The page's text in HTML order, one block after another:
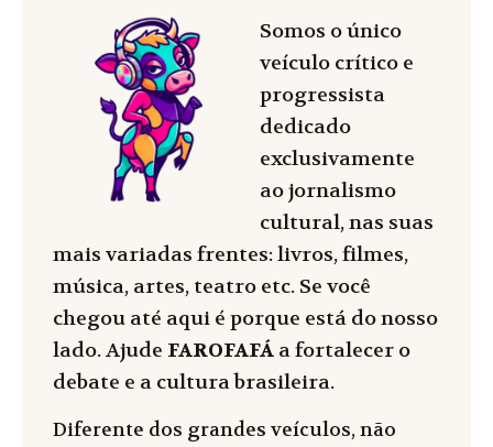
Somos o único
veículo crítico e
progressista
dedicado
exclusivamente
ao jornalismo
cultural, nas suas
mais variadas frentes: livros, filmes,
música, artes, teatro etc. Se você
chegou até aqui é porque está do nosso
lado. Ajude FAROFAFÁ a fortalecer o
debate e a cultura brasileira.
Diferente dos grandes veículos, não